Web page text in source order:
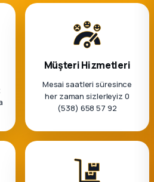
Müşteri Hizmetleri
Mesai saatleri süresince
her zaman sizlerleyiz 0
(538) 658 57 92